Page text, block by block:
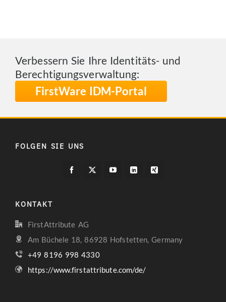
Verbessern Sie Ihre Identitäts- und
Berechtigungsverwaltung:
FirstWare IDM-Portal
FOLGEN SIE UNS
KONTAKT
FirstAttribute AG
Am Büchele 18, 86928 Hofstetten, Germany
+49 8196 998 4330
https://www.firstattribute.com/de/